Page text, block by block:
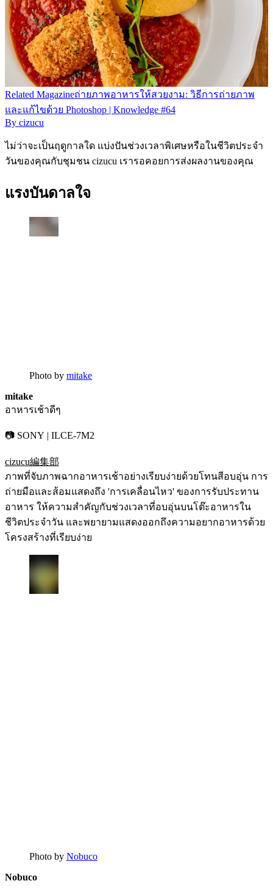
Related Magazineถ่ายภาพอาหารให้สวยงาม: วิธีการถ่ายภาพ
และแก้ไขด้วย Photoshop | Knowledge #64
By cizucu
ไม่ว่าจะเป็นฤดูกาลใด แบ่งปันช่วงเวลาพิเศษหรือในชีวิตประจำ
วันของคุณกับชุมชน cizucu เรารอคอยการส่งผลงานของคุณ
แรงบันดาลใจ
Photo by mitake
mitake
อาหารเช้าดีๆ
📷 SONY | ILCE-7M2
cizucu編集部
ภาพที่จับภาพฉากอาหารเช้าอย่างเรียบง่ายด้วยโทนสีอบอุ่น การ
ถ่ายมือและส้อมแสดงถึง 'การเคลื่อนไหว' ของการรับประทาน
อาหาร ให้ความสำคัญกับช่วงเวลาที่อบอุ่นบนโต๊ะอาหารใน
ชีวิตประจำวัน และพยายามแสดงออกถึงความอยากอาหารด้วย
โครงสร้างที่เรียบง่าย
Photo by Nobuco
Nobuco